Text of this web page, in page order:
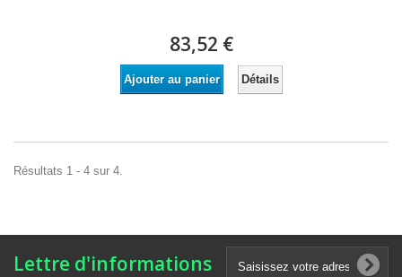
83,52 €
Ajouter au panier Détails
Résultats 1 - 4 sur 4.
Lettre d'informations